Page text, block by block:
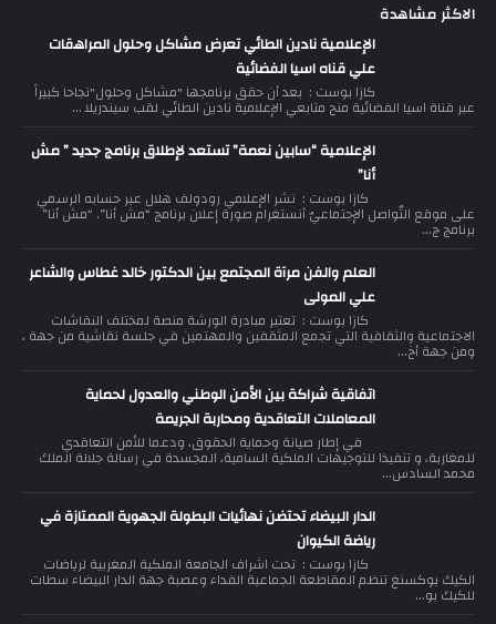
الاكثر مشاهدة
الإعلامية نادين الطائي تعرض مشاكل وحلول المراهقات
علي قناه اسيا الفضائية
كازا بوست : بعد أن حقق برنامجها "مشاكل وحلول"نجاحا كبيراً
عبر قناة اسيا الفضائية منح متابعي الإعلامية نادين الطائي لقب سيندريلا ...
الإعلامية “سابين نعمة” تستعد لإطلاق برنامج جديد ” مش
أنا”
كازا بوست : نشر الإعلامي رودولف هلال عبر حسابه الرسمي
على موقع التّواصل الإجتماعيّ أنستغرام صورة إعلان برنامج “مش أنا”. “مش أنا”
برنامج ج...
العلم والفن مرآة المجتمع بين الدكتور خالد غطاس والشاعر
علي المولى
كازا بوست : تعتبر مبادرة الورشة منصة لمختلف النقاشات
الاجتماعية والثقافية التي تجمع المثقفين والمهتمين في جلسة نقاشية من جهة ،
ومن جهة أخ...
اتفاقية شراكة بين الأمن الوطني والعدول لحماية
المعاملات التعاقدية ومحاربة الجريمة
في إطار صيانة وحماية الحقوق، ودعما للأمن التعاقدي
للمغاربة، و تنفيذا للتوجيهات الملكية السامية، المجسدة في رسالة جلالة الملك
محمد السادس...
الدار البيضاء تحتضن نهائيات البطولة الجهوية الممتازة في
رياضة الكيوان
كازا بوست : تحت اشراف الجامعة الملكية المغربية لرياضات
الكيك بوكسنغ تنظم المقاطعة الجماعية الفداء وعصبة جهة الدار البيضاء سطات
للكيك بو...